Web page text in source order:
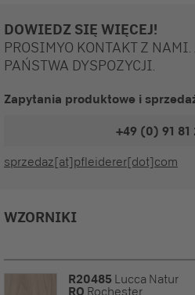
DOWIEDZ SIĘ WIĘCEJ!
PROSIMYO KONTAKT Z NAMI.
PAŃSTWA DYSPOZYCJI.
Zapytania produktowe i
+49 (0) 91 81
sprzedaz[at]pfleiderer[dot]com
WZORNIKI
R20485 Lucca Natur
RO Rochester